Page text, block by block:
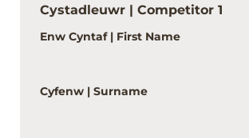
Cystadleuwr | Competitor 1
Enw Cyntaf | First Name
Cyfenw | Surname